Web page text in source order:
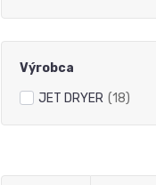
Výrobca
JET DRYER (18)